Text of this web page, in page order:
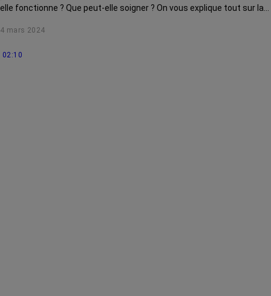
elle fonctionne ? Que peut-elle soigner ? On vous explique tout sur la
4 mars 2024
02:10